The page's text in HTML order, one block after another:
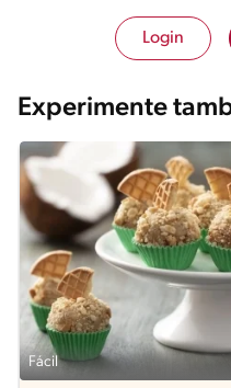
Login
Experimente
Fácil